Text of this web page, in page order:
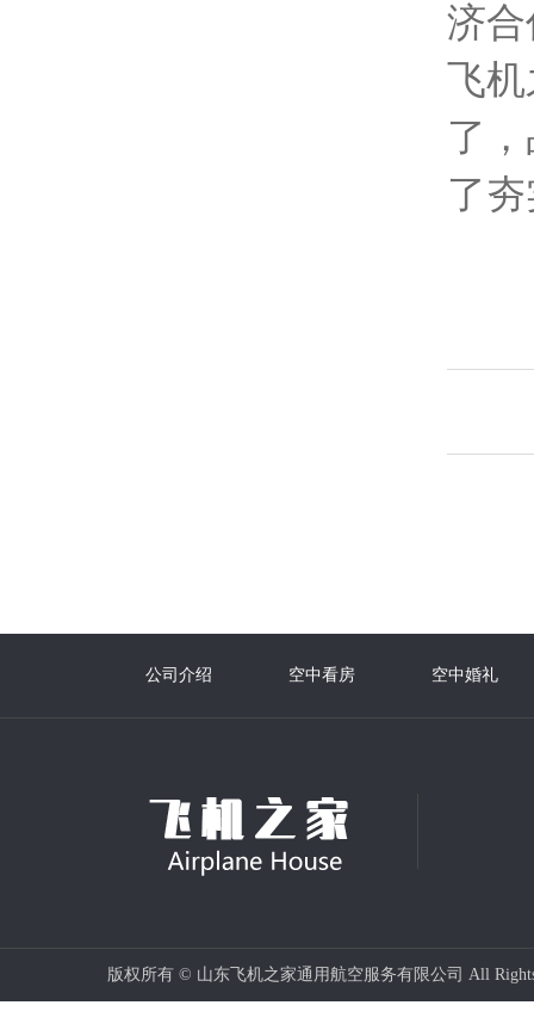
济
飞
了
了
公司介绍 空中看房 空中婚礼
版权所有 © 山东飞机之家通用航空服务有限公司 All